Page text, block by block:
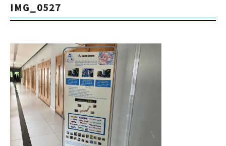
IMG_0527